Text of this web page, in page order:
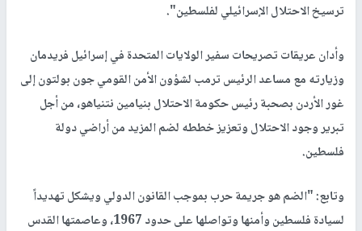
ترسيخ الاحتلال الإسرائيلي لفلسطين".
وأدان عريقات تصريحات سفير الولايات المتحدة في إسرائيل فريدمان
وزيارته مع مساعد الرئيس ترمب لشؤون الأمن القومي جون بولتون إلى
غور الأردن بصحبة رئيس حكومة الاحتلال بنيامين نتنياهو، من أجل
تبرير وجود الاحتلال وتعزيز خططه لضم المزيد من أراضي دولة
فلسطين.
وتابع: "الضم هو جريمة حرب بموجب القانون الدولي ويشكل تهديداً
لسيادة فلسطين وأمنها وتواصلها على حدود 1967، وعاصمتها القدس